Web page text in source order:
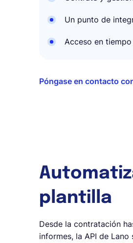
Un punto de
Acceso en
Póngase en contacto
plantilla
Desde la contratación
informes, la API de